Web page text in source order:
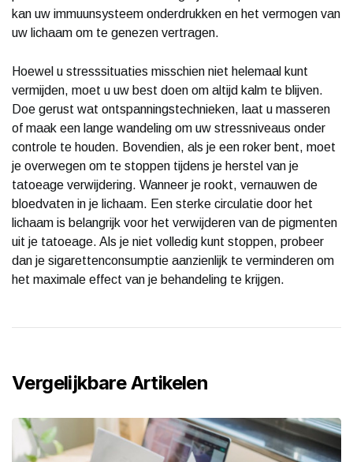
kan uw immuunsysteem onderdrukken en het vermogen van
uw lichaam om te genezen vertragen.
Hoewel u stresssituaties misschien niet helemaal kunt
vermijden, moet u uw best doen om altijd kalm te blijven.
Doe gerust wat ontspanningstechnieken, laat u masseren
of maak een lange wandeling om uw stressniveaus onder
controle te houden. Bovendien, als je een roker bent, moet
je overwegen om te stoppen tijdens je herstel van je
tatoeage verwijdering. Wanneer je rookt, vernauwen de
bloedvaten in je lichaam. Een sterke circulatie door het
lichaam is belangrijk voor het verwijderen van de pigmenten
uit je tatoeage. Als je niet volledig kunt stoppen, probeer
dan je sigarettenconsumptie aanzienlijk te verminderen om
het maximale effect van je behandeling te krijgen.
Vergelijkbare Artikelen